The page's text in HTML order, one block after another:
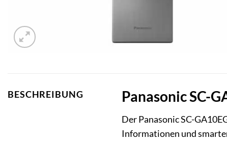
BESCHREIBUNG Panasonic SC-
Der Panasonic SC-
Informationen und